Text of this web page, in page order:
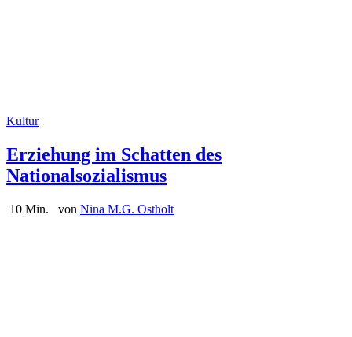
Kultur
Erziehung im Schatten des
Nationalsozialismus
10 Min. von Nina M.G. Ostholt